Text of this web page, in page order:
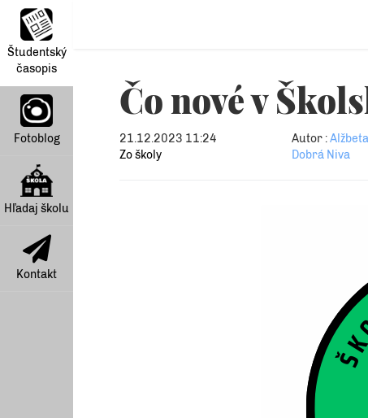
Študentský
časopis
Fotoblog
Hľadaj školu
Kontakt
Čo nové v
21.12.2023 11:24
Zo školy
Autor :
Dobrá Niva